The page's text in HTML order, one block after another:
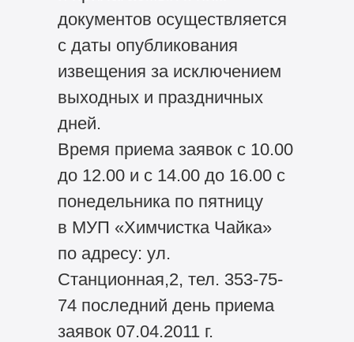
документов осуществляется
с даты опубликования
извещения за исключением
выходных и праздничных
дней.
Время приема заявок с 10.00
до 12.00 и с 14.00 до 16.00 с
понедельника по пятницу
в МУП «Химчистка Чайка»
по адресу: ул.
Станционная,2, тел. 353-75-
74 последний день приема
заявок 07.04.2011 г.